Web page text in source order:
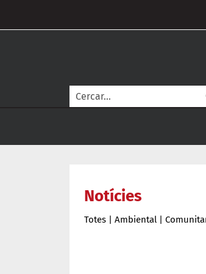
Cerca
Notícies
Totes | Ambiental |